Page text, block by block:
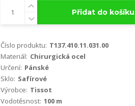
Přidat do košíku
Číslo produktu: T137.410.11.031.00
Materiál: Chirurgická ocel
Určení: Pánské
Sklo: Safírové
Výrobce: Tissot
Vodotěsnost: 100 m